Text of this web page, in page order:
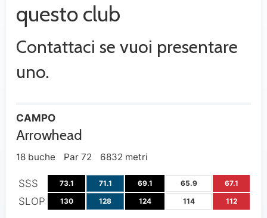
questo club
Contattaci se vuoi presentare
uno.
CAMPO
Arrowhead
18 buche Par 72 6832 metri
SSS 73.1 71.1 69.1 65.9 67.1
SLOP 130 128 124 114 112